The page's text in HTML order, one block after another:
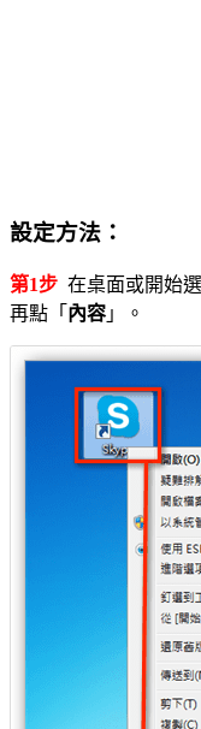
設定方法：
第1步 在桌面或開始
再點「 內容 」。